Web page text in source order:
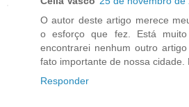
O autor deste artigo merece
o esforço que fez. Está
encontrarei nenhum outro
fato importante de nossa cidade.
Responder